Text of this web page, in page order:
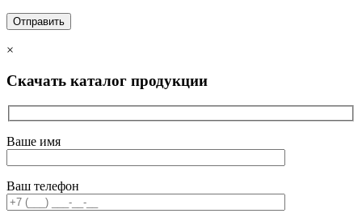
×
Скачать каталог продукции
Ваше имя
Ваш телефон